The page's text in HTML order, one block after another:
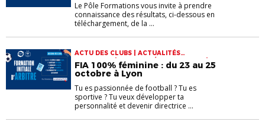
Le Pôle Formations vous invite à prendre
connaissance des résultats, ci-dessous en
téléchargement, de la ...
ACTU DES CLUBS | ACTUALITÉS
ARBITRAGE | ACTUALITÉS DE LA LIGUE |
CALENDRIER FIA | FORMATION ARBITRES
FIA 100% féminine : du 23 au 25
octobre à Lyon
Tu es passionnée de football ? Tu es
sportive ? Tu veux développer ta
personnalité et devenir directrice ...